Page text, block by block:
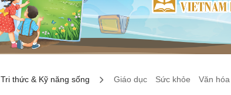
Tri thức & Kỹ năng sống Giáo dục Sức khỏe Văn hóa